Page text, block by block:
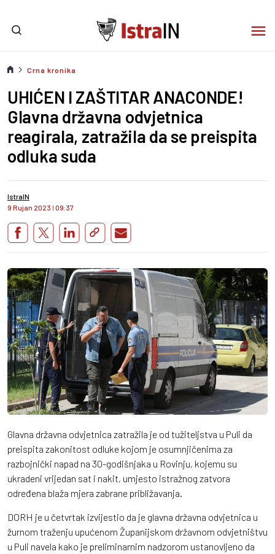
Crna kronika
UHIĆEN I ZAŠTITAR ANACONDE!
Glavna državna odvjetnica
reagirala, zatražila da se preispita
odluka suda
IstraIN
9 Rujan 2023 I 09:37
Glavna državna odvjetnica zatražila je od tužiteljstva u Puli da
preispita zakonitost odluke kojom je osumnjičenima za
razbojnički napad na 30-godišnjaka u Rovinju, kojemu su
ukradeni vrijedan sat i nakit, umjesto istražnog zatvora
određena blaža mjera zabrane približavanja.
DORH je u četvrtak izvijestio da je glavna državna odvjetnica u
žurnom traženju upućenom Županijskom državnom odvjetništvu
u Puli navela kako je preliminarnim nadzorom ustanovljeno da